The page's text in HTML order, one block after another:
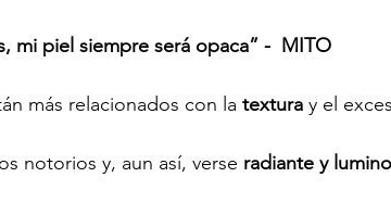
mi piel siempre será opaca” -  MITO
más relacionados con la textura y el
notorios y, aun así, verse radiante y